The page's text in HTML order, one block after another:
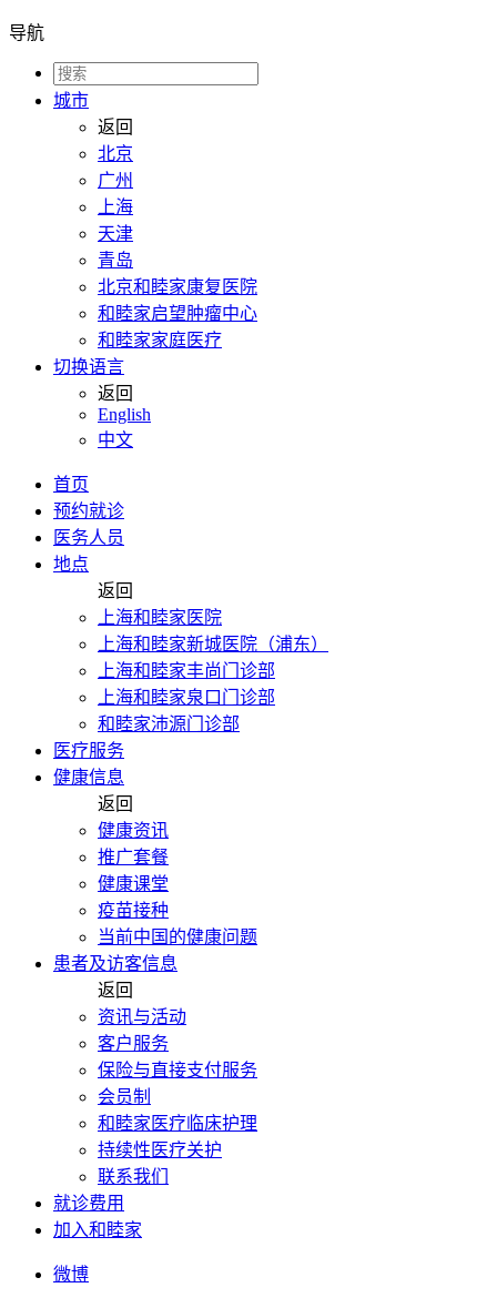
导航
城市
返回
北京
广州
上海
天津
青岛
北京和睦家康复医院
和睦家启望肿瘤中心
和睦家家庭医疗
切换语言
返回
English
中文
首页
预约就诊
医务人员
地点
返回
上海和睦家医院
上海和睦家新城医院（浦东）
上海和睦家丰尚门诊部
上海和睦家泉口门诊部
和睦家沛源门诊部
医疗服务
健康信息
返回
健康资讯
推广套餐
健康课堂
疫苗接种
当前中国的健康问题
患者及访客信息
返回
资讯与活动
客户服务
保险与直接支付服务
会员制
和睦家医疗临床护理
持续性医疗关护
联系我们
就诊费用
加入和睦家
微博